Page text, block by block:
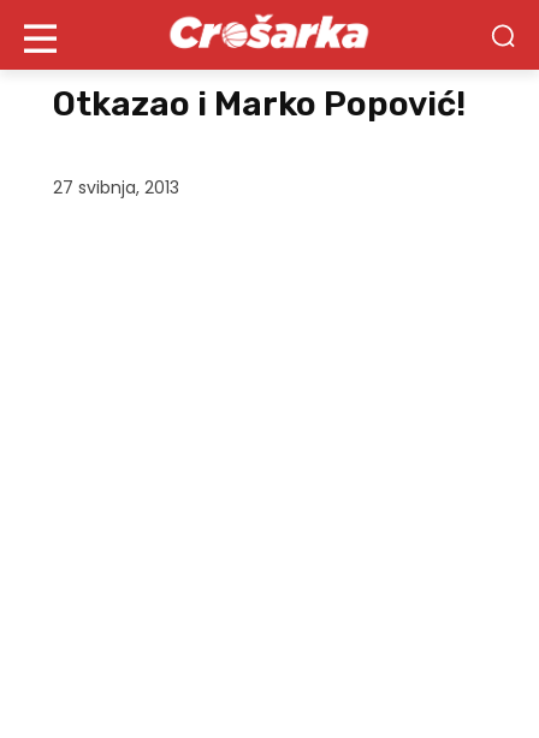
Otkazao i Marko Popović!
27 svibnja, 2013